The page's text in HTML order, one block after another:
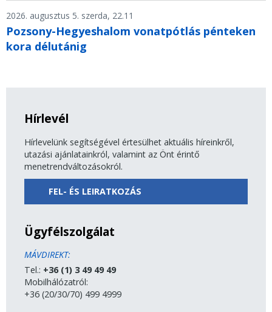
2026. augusztus 5. szerda, 22.11
Pozsony-Hegyeshalom vonatpótlás pénteken
kora délutánig
Hírlevél
Hírlevelünk segítségével értesülhet aktuális híreinkről,
utazási ajánlatainkról, valamint az Önt érintő
menetrendváltozásokról.
FEL- ÉS LEIRATKOZÁS
Ügyfélszolgálat
MÁVDIREKT:
Tel.: +36 (1) 3 49 49 49
Mobilhálózatról:
+36 (20/30/70) 499 4999